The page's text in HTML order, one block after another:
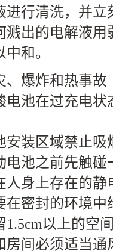
进行清洗，并立
溅出的电解液用
中和。
、爆炸和热事故
电池在过充电状
安装区域禁止吸
电池之前先触碰
人身上存在的静
在密封的环境
1.5cm以上的空
房间必须适当